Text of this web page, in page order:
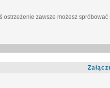
ostrzeżenie zawsze możesz